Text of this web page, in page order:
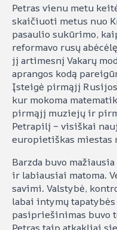
Petras vienu metu
skaičiuoti metus nuo
pasaulio sukūrimo,
reformavo rusų
jį artimesnį Vakarų
aprangos kodą
Įsteigė pirmąjį
kur mokoma
pirmąjį muziejų ir
Petrapilį – visiškai
europietiškas miestas
Barzda buvo
ir labiausiai matoma.
savimi. Valstybė,
labai intymų
pasipriešinimas buvo